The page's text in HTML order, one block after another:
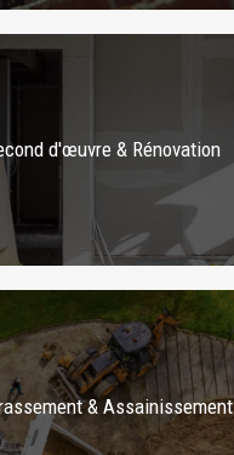
d'œuvre & Rénovation
& Assainissement